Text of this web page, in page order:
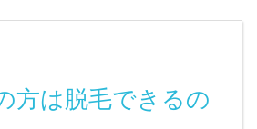
方は脱毛できるの